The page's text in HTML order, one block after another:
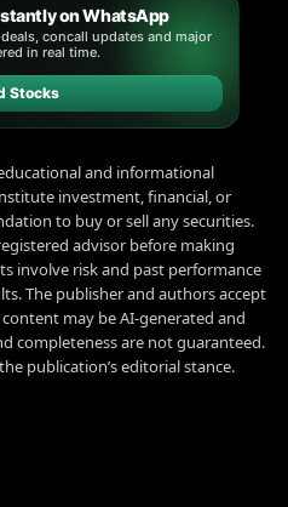
on WhatsApp
concall updates and major
in real time.
Stocks
and informational
investment, financial, or
to buy or sell any securities.
advisor before making
involve risk and past performance
The publisher and authors accept
may be AI-generated and
completeness are not guaranteed.
publication’s editorial stance.